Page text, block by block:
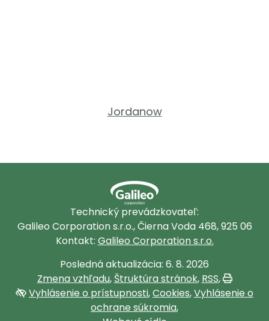
Jordanow
Technický prevádzkovateľ:
Galileo Corporation s.r.o., Čierna Voda 468, 925 06
Kontakt: Galileo Corporation s.r.o.
Posledná aktualizácia: 6. 8. 2026
Zmena vzhľadu, Štruktúra stránok, RSS, Vytlačiť
Vyhlásenie o prístupnosti,Cookies,Vyhlásenie o
ochrane súkromia,